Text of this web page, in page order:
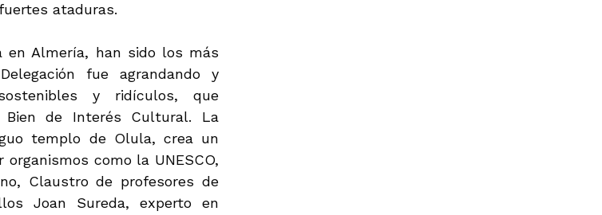
ataduras.
Almería, han sido los más
fue agrandando y
y ridículos, que
Bien de Interés Cultural. La
templo de Olula, crea un
como la UNESCO,
Claustro de profesores de
Joan Sureda, experto en